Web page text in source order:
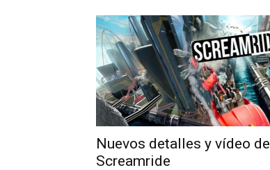
Nuevos detalles y vídeo de
Screamride